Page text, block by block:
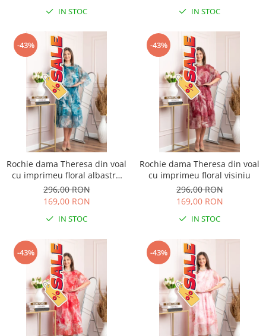
IN STOC IN STOC
-43%
Rochie dama Theresa din voal
cu imprimeu floral albastru
petrol
296,00 RON
169,00 RON
IN STOC
-43%
Rochie dama Theresa din voal
cu imprimeu floral visiniu
296,00 RON
169,00 RON
IN STOC
-43% -43%